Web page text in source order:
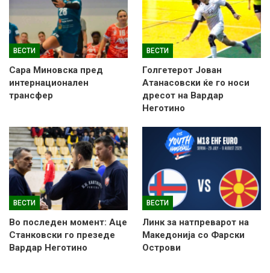
ВЕСТИ
Сара Миновска пред
интернационален
трансфер
ВЕСТИ
Голгетерот Јован
Атанасовски ќе го носи
дресот на Вардар
Неготино
ВЕСТИ
Во последен момент: Аце
Станковски го презеде
Вардар Неготино
ВЕСТИ
Линк за натпреварот на
Македонија со Фарски
Острови